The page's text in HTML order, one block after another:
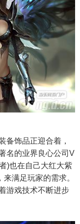
备饰品正迎合着，
名的业界良心公司V
)也在自己大红大紫
满足玩家的需求。
游戏技术不断进步